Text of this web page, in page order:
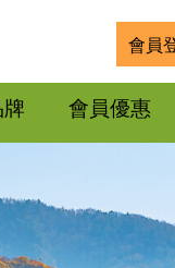
會員
會員優惠